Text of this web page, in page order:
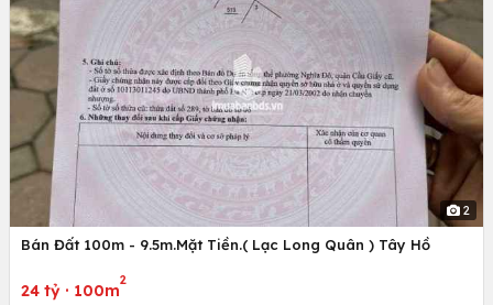
2
Bán Đất 100m - 9.5m.Mặt Tiền.( Lạc Long Quân ) Tây Hồ
24 tỷ · 100m
2